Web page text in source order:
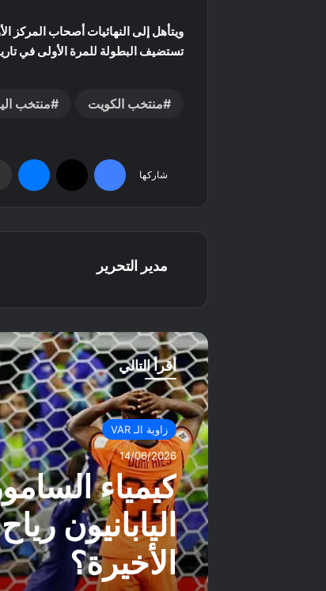
ويتأهل إلى النهائيات أصحاب المركز
تستضيف البطولة للمرة الأولى في
منتخب الكويت منتخب
شاركها
مدير التحرير
أقرأ التالي
زاوية الـ VAR
14/06/2026
كيمياء
اليابانيون
الأخيرة؟